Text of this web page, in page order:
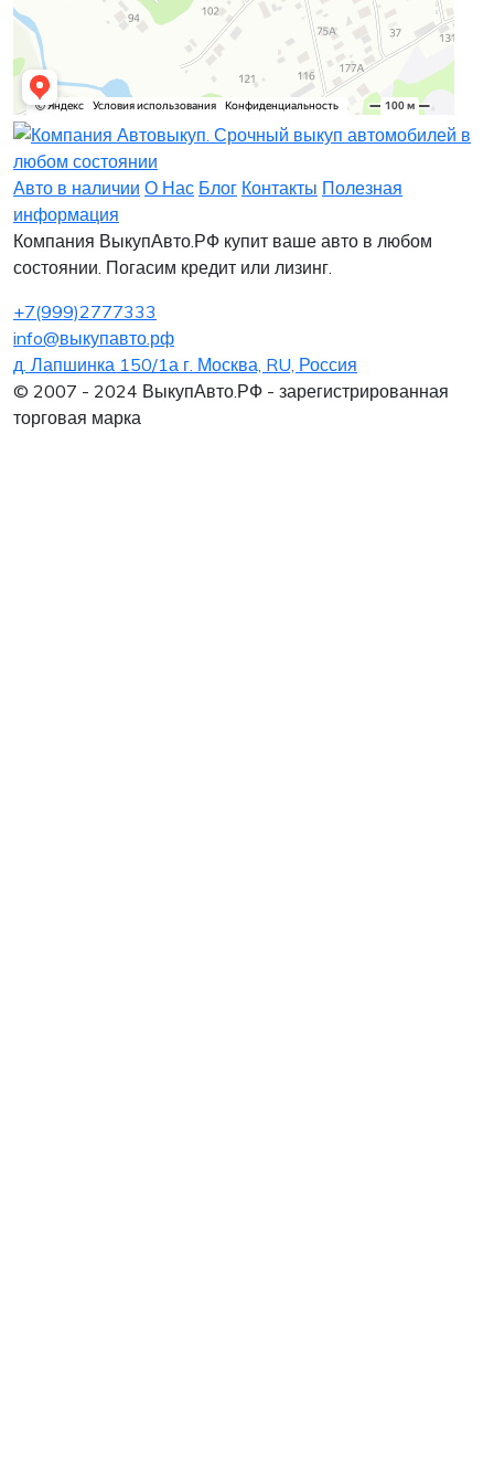
Заявка на лизинг
Я согласенна обработку персональных данных
Заявка на комиссию
Заявка на кредит
Я согласенна обработку персональных данных
Заявка на выкуп
Заполните, пожалуйста, форму.
Хочу заказать автомобиль
Заполните, пожалуйста, форму.
Оставить заявку
Авто в наличии О Нас Блог Контакты Полезная
информация
Компания ВыкупАвто.РФ купит ваше авто в любом
состоянии. Погасим кредит или лизинг.
+7(999)2777333
info@выкупавто.рф
д. Лапшинка 150/1а г. Москва, RU, Россия
© 2007 - 2024 ВыкупАвто.РФ - зарегистрированная
торговая марка